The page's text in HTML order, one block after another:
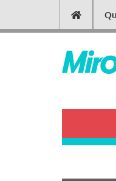
contenu
Main